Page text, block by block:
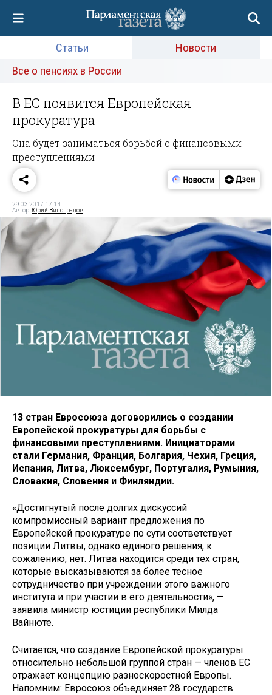
Статьи
Новости
Все о пенсиях в России
В ЕС появится Европейская
прокуратура
Она будет заниматься борьбой с финансовыми
преступлениями
29.03.2017 17:14
Автор: Юрий Виноградов
13 стран Евросоюза договорились о создании
Европейской прокуратуры для борьбы с
финансовыми преступлениями. Инициаторами
стали Германия, Франция, Болгария, Чехия, Греция,
Испания, Литва, Люксембург, Португалия, Румыния,
Словакия, Словения и Финляндии.
«Достигнутый после долгих дискуссий
компромиссный вариант предложения по
Европейской прокуратуре по сути соответствует
позиции Литвы, однако единого решения, к
сожалению, нет. Литва находится среди тех стран,
которые высказываются за более тесное
сотрудничество при учреждении этого важного
института и при участии в его деятельности», —
заявила министр юстиции республики Милда
Вайнюте.
Считается, что создание Европейской прокуратуры
относительно небольшой группой стран — членов ЕС
отражает концепцию разноскоростной Европы.
Напомним: Евросоюз объединяет 28 государств.